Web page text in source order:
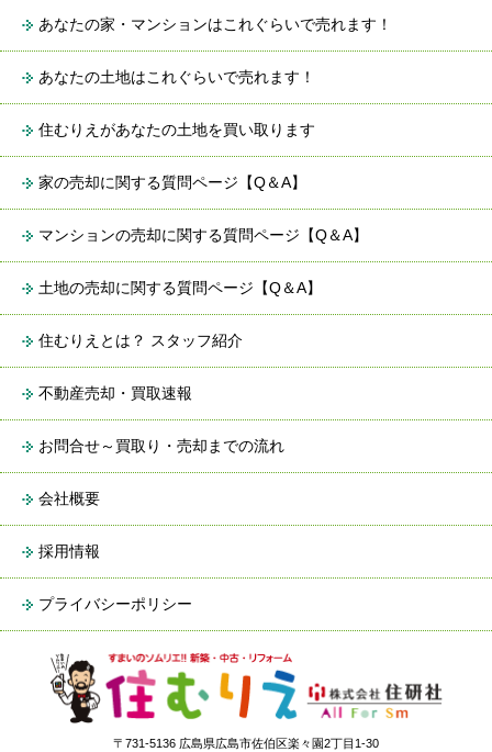
あなたの家・マンションはこれぐらいで売れます！
あなたの土地はこれぐらいで売れます！
住むりえがあなたの土地を買い取ります
家の売却に関する質問ページ【Q＆A】
マンションの売却に関する質問ページ【Q＆A】
土地の売却に関する質問ページ【Q＆A】
住むりえとは？ スタッフ紹介
不動産売却・買取速報
お問合せ～買取り・売却までの流れ
会社概要
採用情報
プライバシーポリシー
〒731-5136 広島県広島市佐伯区楽々園2丁目1-30